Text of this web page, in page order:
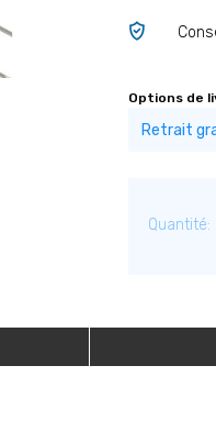
Options de
Quantité: